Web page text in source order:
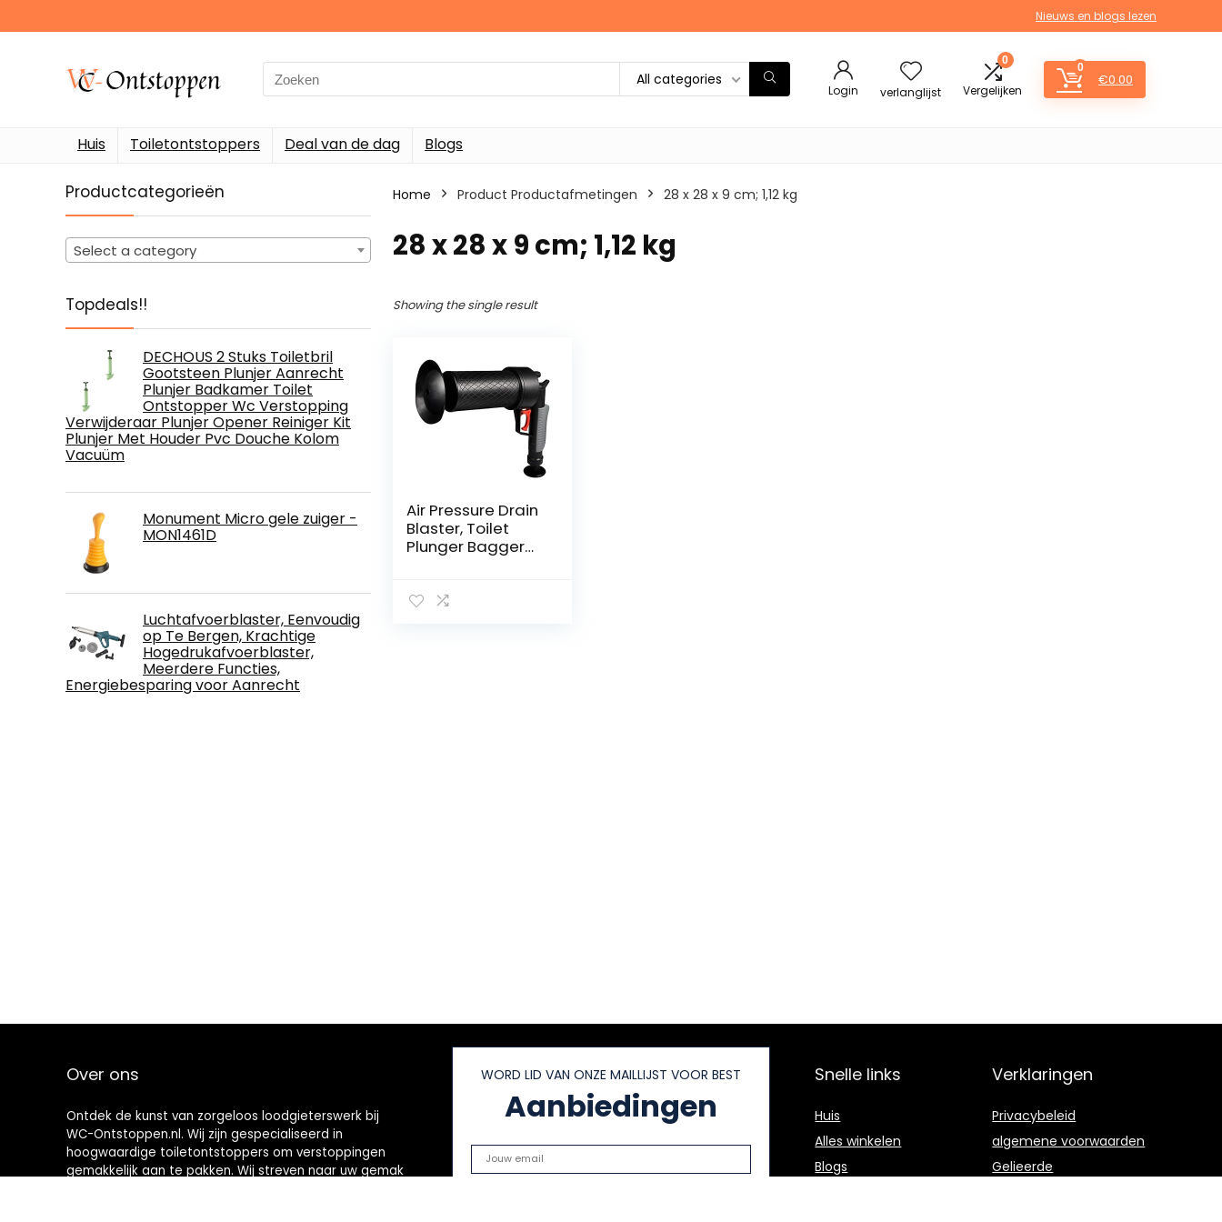
Nieuws en blogs lezen
Search
for:
All categories
Login verlanglijst
0
Vergelijken
0
€0.00
Huis Toiletontstoppers Deal van de dag Blogs
Productcategorieën
Select a category
Topdeals!!
DECHOUS 2 Stuks Toiletbril
Gootsteen Plunjer Aanrecht
Plunjer Badkamer Toilet
Ontstopper Wc Verstopping
Verwijderaar Plunjer Opener Reiniger Kit
Plunjer Met Houder Pvc Douche Kolom
Vacuüm
Monument Micro gele zuiger -
MON1461D
Luchtafvoerblaster, Eenvoudig
op Te Bergen, Krachtige
Hogedrukafvoerblaster,
Meerdere Functies,
Energiebesparing voor Aanrecht
Home Product Productafmetingen ‎28 x 28 x 9 cm; 1,12 kg
‎28 x 28 x 9 cm; 1,12 kg
Showing the single result
Air Pressure Drain
Blaster, Toilet
Plunger Bagger
Toilet Pijp Badkuip
Over ons
Ontdek de kunst van zorgeloos loodgieterswerk bij
WC-Ontstoppen.nl. Wij zijn gespecialiseerd in
hoogwaardige toiletontstoppers om verstoppingen
gemakkelijk aan te pakken. Wij streven naar uw gemak
WORD LID VAN ONZE MAILLIJST VOOR BEST
Aanbiedingen
Snelle links
Huis
Alles winkelen
Blogs
Verklaringen
Privacybeleid
algemene voorwaarden
Gelieerde
openbaarmaking